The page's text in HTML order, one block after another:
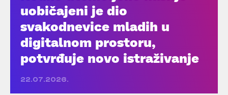
uobičajeni je dio
svakodnevice mladih u
digitalnom prostoru,
potvrđuje novo istraživanje
22.07.2026.